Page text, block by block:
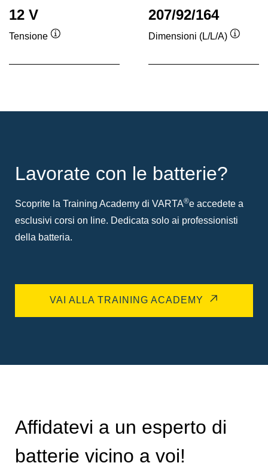
12 V
Tensione
207/92/164
Dimensioni (L/L/A)
Lavorate con le batterie?
Scoprite la Training Academy di VARTA®e accedete a
esclusivi corsi on line. Dedicata solo ai professionisti
della batteria.
VAI ALLA TRAINING ACADEMY
Affidatevi a un esperto di
batterie vicino a voi!